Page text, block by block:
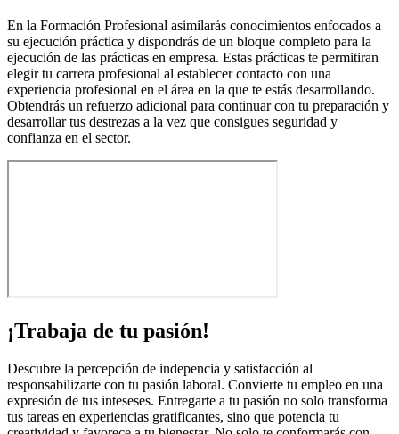
En la Formación Profesional asimilarás conocimientos enfocados a
su ejecución práctica y dispondrás de un bloque completo para la
ejecución de las prácticas en empresa. Estas prácticas te permitiran
elegir tu carrera profesional al establecer contacto con una
experiencia profesional en el área en la que te estás desarrollando.
Obtendrás un refuerzo adicional para continuar con tu preparación y
desarrollar tus destrezas a la vez que consigues seguridad y
confianza en el sector.
¡Trabaja de tu pasión!
Descubre la percepción de indepencia y satisfacción al
responsabilizarte con tu pasión laboral. Convierte tu empleo en una
expresión de tus inteseses. Entregarte a tu pasión no solo transforma
tus tareas en experiencias gratificantes, sino que potencia tu